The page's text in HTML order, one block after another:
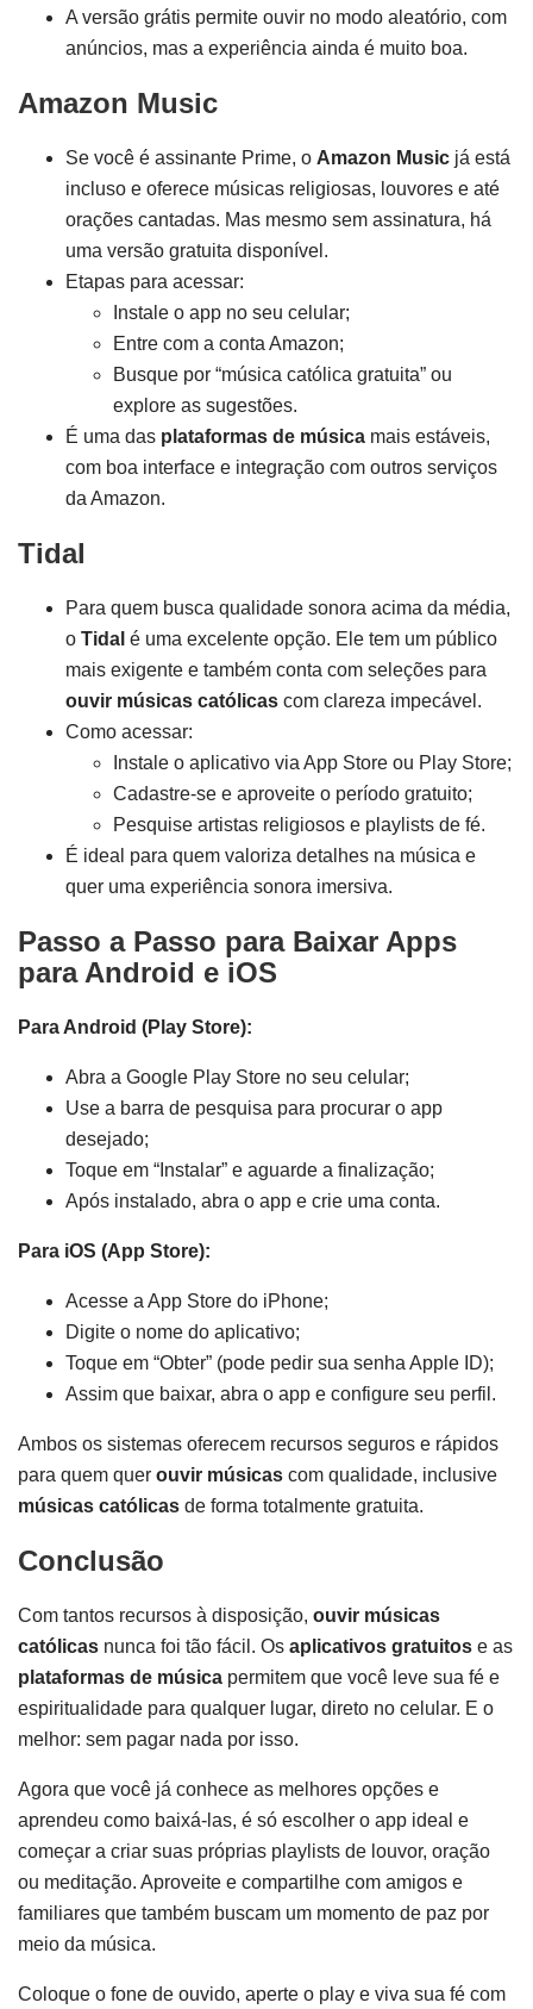
A versão grátis permite ouvir no modo aleatório, com
anúncios, mas a experiência ainda é muito boa.
Amazon Music
Se você é assinante Prime, o Amazon Music já está
incluso e oferece músicas religiosas, louvores e até
orações cantadas. Mas mesmo sem assinatura, há
uma versão gratuita disponível.
Etapas para acessar:
Instale o app no seu celular;
Entre com a conta Amazon;
Busque por “música católica gratuita” ou
explore as sugestões.
É uma das plataformas de música mais estáveis,
com boa interface e integração com outros serviços
da Amazon.
Tidal
Para quem busca qualidade sonora acima da média,
o Tidal é uma excelente opção. Ele tem um público
mais exigente e também conta com seleções para
ouvir músicas católicas com clareza impecável.
Como acessar:
Instale o aplicativo via App Store ou Play Store;
Cadastre-se e aproveite o período gratuito;
Pesquise artistas religiosos e playlists de fé.
É ideal para quem valoriza detalhes na música e
quer uma experiência sonora imersiva.
Passo a Passo para Baixar Apps
para Android e iOS
Para Android (Play Store):
Abra a Google Play Store no seu celular;
Use a barra de pesquisa para procurar o app
desejado;
Toque em “Instalar” e aguarde a finalização;
Após instalado, abra o app e crie uma conta.
Para iOS (App Store):
Acesse a App Store do iPhone;
Digite o nome do aplicativo;
Toque em “Obter” (pode pedir sua senha Apple ID);
Assim que baixar, abra o app e configure seu perfil.
Ambos os sistemas oferecem recursos seguros e rápidos
para quem quer ouvir músicas com qualidade, inclusive
músicas católicas de forma totalmente gratuita.
Conclusão
Com tantos recursos à disposição, ouvir músicas
católicas nunca foi tão fácil. Os aplicativos gratuitos e as
plataformas de música permitem que você leve sua fé e
espiritualidade para qualquer lugar, direto no celular. E o
melhor: sem pagar nada por isso.
Agora que você já conhece as melhores opções e
aprendeu como baixá-las, é só escolher o app ideal e
começar a criar suas próprias playlists de louvor, oração
ou meditação. Aproveite e compartilhe com amigos e
familiares que também buscam um momento de paz por
meio da música.
Coloque o fone de ouvido, aperte o play e viva sua fé com